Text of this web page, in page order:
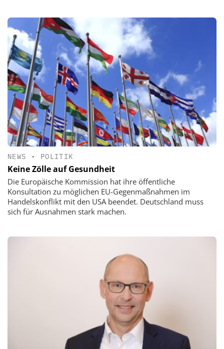
NEWS • POLITIK
Keine Zölle auf Gesundheit
Die Europäische Kommission hat ihre öffentliche
Konsultation zu möglichen EU-Gegenmaßnahmen im
Handelskonflikt mit den USA beendet. Deutschland muss
sich für Ausnahmen stark machen.